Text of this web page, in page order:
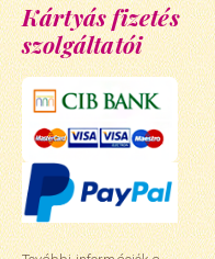
Kártyás fizetés
szolgáltatói